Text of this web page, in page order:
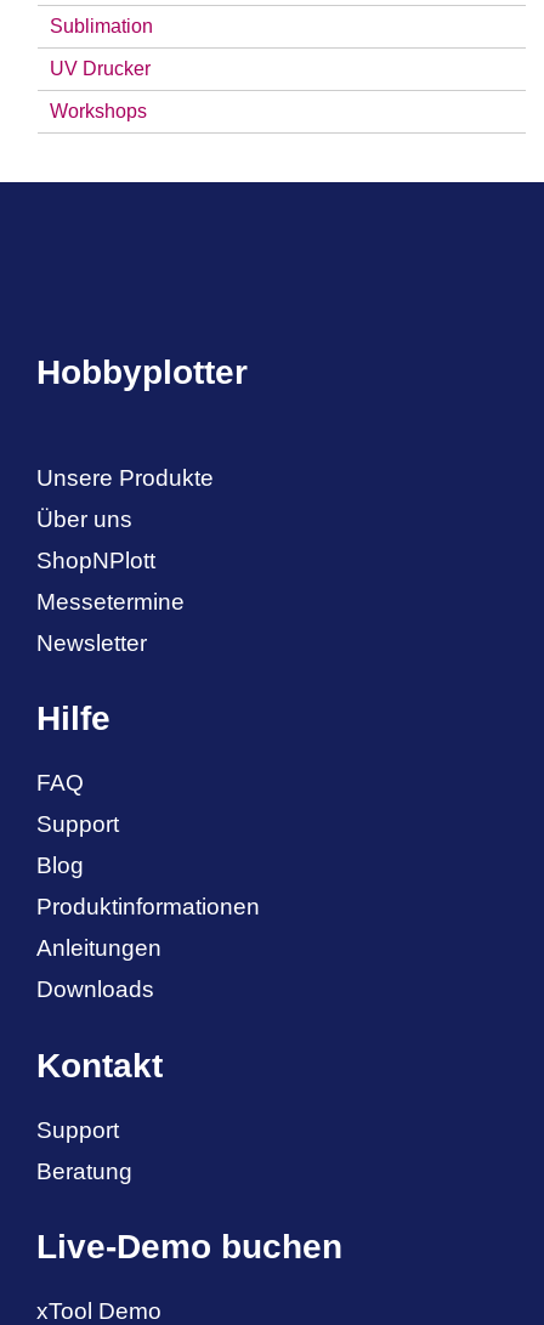
Sublimation
UV Drucker
Workshops
Hobbyplotter
Unsere Produkte
Über uns
ShopNPlott
Messetermine
Newsletter
Hilfe
FAQ
Support
Blog
Produktinformationen
Anleitungen
Downloads
Kontakt
Support
Beratung
Live-Demo buchen
xTool Demo